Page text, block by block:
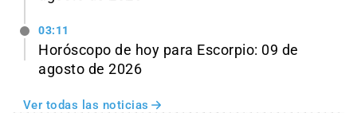
03:11
Horóscopo de hoy para Escorpio: 09 de
agosto de 2026
Ver todas las noticias